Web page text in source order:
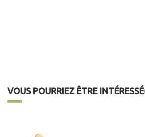
VOUS POURRIEZ ÊTRE